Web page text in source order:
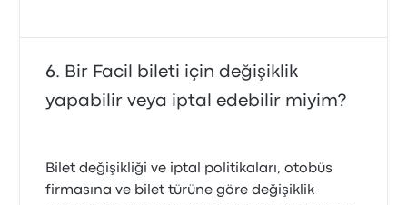
Bir Facil bileti için değişiklik
yapabilir veya iptal edebilir miyim?
Bilet değişikliği ve iptal politikaları, otobüs
firmasına ve bilet türüne göre değişiklik